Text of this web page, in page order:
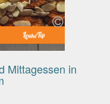
Mittagessen in